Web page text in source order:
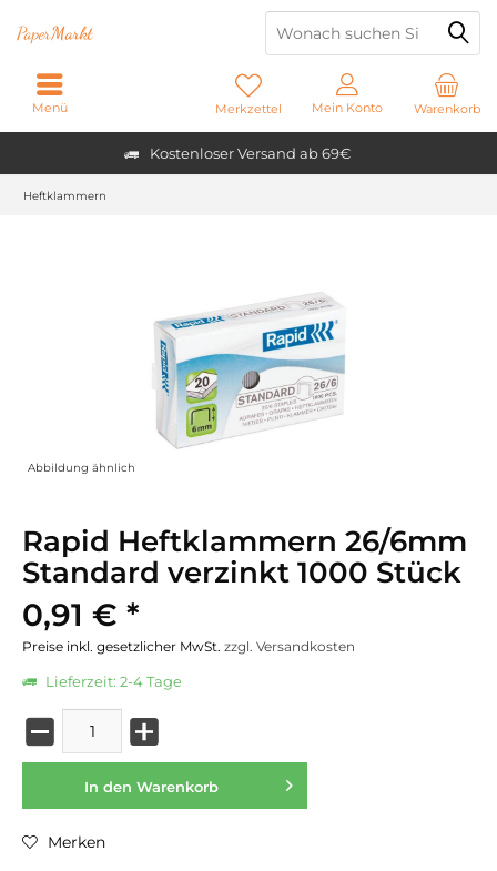
Kostenloser Versand ab 69€
PaperMarkt
Warenkorb
Merkzettel Mein Konto
Menü
Heftklammern
Abbildung ähnlich
Rapid Heftklammern 26/6mm
Standard verzinkt 1000 Stück
0,91 € *
Preise inkl. gesetzlicher MwSt. zzgl. Versandkosten
Lieferzeit: 2-4 Tage
In den Warenkorb
Merken